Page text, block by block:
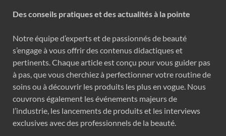
Des conseils pratiques et des actualités à la pointe
Notre équipe d’experts et de passionnés de beauté
s’engage à vous offrir des contenus didactiques et
pertinents. Chaque article est conçu pour vous guider pas
à pas, que vous cherchiez à perfectionner votre routine de
soins ou à découvrir les produits les plus en vogue. Nous
couvrons également les événements majeurs de
l’industrie, les lancements de produits et les interviews
exclusives avec des professionnels de la beauté.